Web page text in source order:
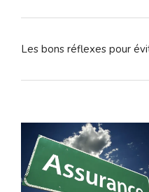
Les bons réflexes pour